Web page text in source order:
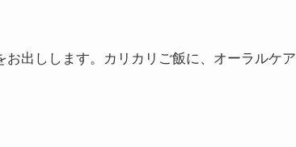
出しします。カリカリご飯に、オーラルケア